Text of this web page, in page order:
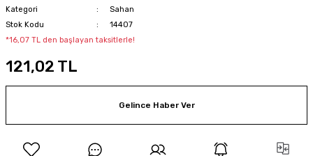
Kategori
Sahan
Stok Kodu
14407
*16,07 TL den başlayan taksitlerle!
121,02 TL
Gelince Haber Ver